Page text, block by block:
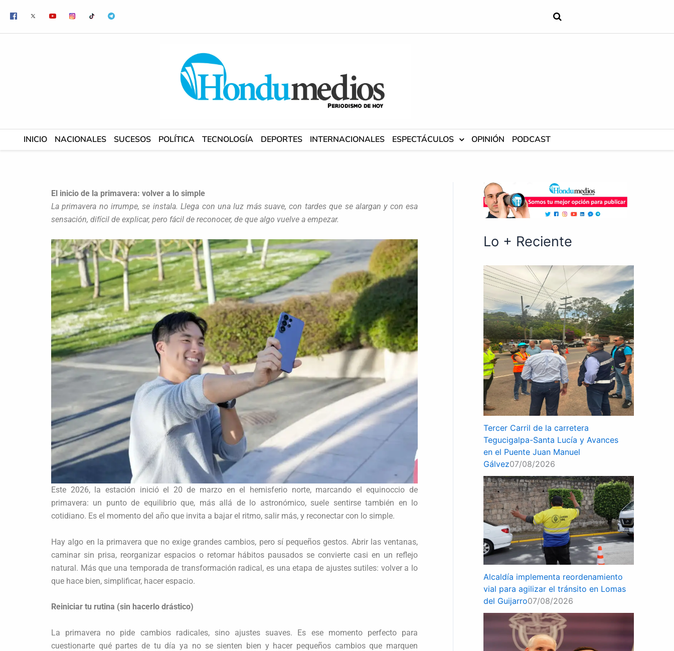
contenido
INICIO NACIONALES SUCESOS POLÍTICA TECNOLOGÍA DEPORTES INTERNACIONALES ESPECTÁCULOS OPINIÓN PODCAST
El inicio de la primavera: volver a lo simple
La primavera no irrumpe, se instala. Llega con una luz más suave, con tardes que se alargan y con esa
sensación, difícil de explicar, pero fácil de reconocer, de que algo vuelve a empezar.
Este 2026, la estación inició el 20 de marzo en el hemisferio norte, marcando el equinoccio de
primavera: un punto de equilibrio que, más allá de lo astronómico, suele sentirse también en lo
cotidiano. Es el momento del año que invita a bajar el ritmo, salir más, y reconectar con lo simple.
Hay algo en la primavera que no exige grandes cambios, pero sí pequeños gestos. Abrir las ventanas,
caminar sin prisa, reorganizar espacios o retomar hábitos pausados se convierte casi en un reflejo
natural. Más que una temporada de transformación radical, es una etapa de ajustes sutiles: volver a lo
que hace bien, simplificar, hacer espacio.
Reiniciar tu rutina (sin hacerlo drástico)
La primavera no pide cambios radicales, sino ajustes suaves. Es ese momento perfecto para
cuestionarte qué partes de tu día ya no se sienten bien y hacer pequeños cambios que marquen
Lo + Reciente
Tercer Carril de la carretera
Tegucigalpa-Santa Lucía y Avances
en el Puente Juan Manuel
Gálvez07/08/2026
Alcaldía implementa reordenamiento
vial para agilizar el tránsito en Lomas
del Guijarro07/08/2026